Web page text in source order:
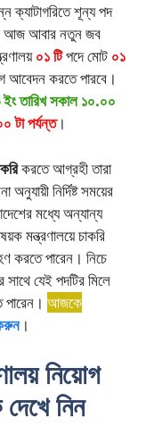
ক্যাটাগরিতে শূন্য পদ
আজ আবার নতুন জব
০১ টিপদে মোট ০১
আবেদন করতে পারবে।
তারিখ সকাল ১০.০০
টা পর্যন্ত।
করতে আগ্রহী তারা
অনুযায়ী নির্দিষ্ট সময়ের
মধ্যে অন্যান্য
মন্ত্রণালয়ে চাকরি
করতে পারেন। নিচে
যেই পদটির মিলে
আজকে
।
নিয়োগ
নিন